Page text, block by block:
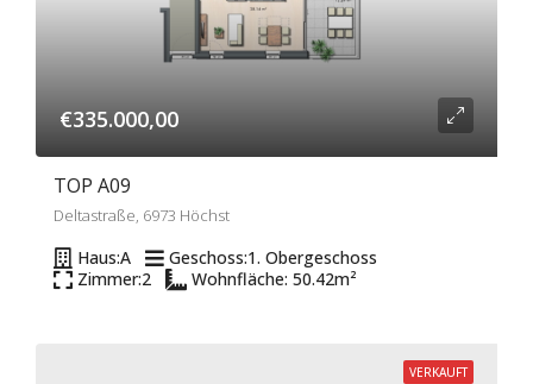
€335.000,00
TOP A09
Deltastraße, 6973 Höchst
Haus:A Geschoss:1. Obergeschoss
Zimmer:2 Wohnfläche: 50.42m²
VERKAUFT